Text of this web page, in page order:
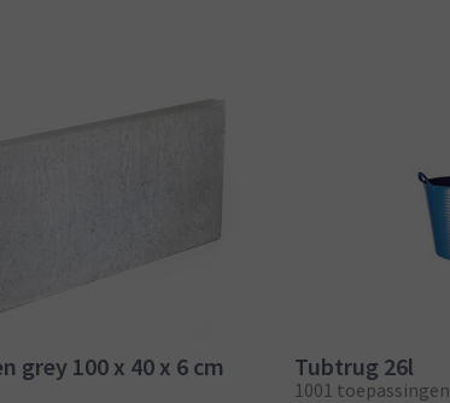
grey 100 x 40 x 6 cm Tubtrug 26l
1001 toepassingen